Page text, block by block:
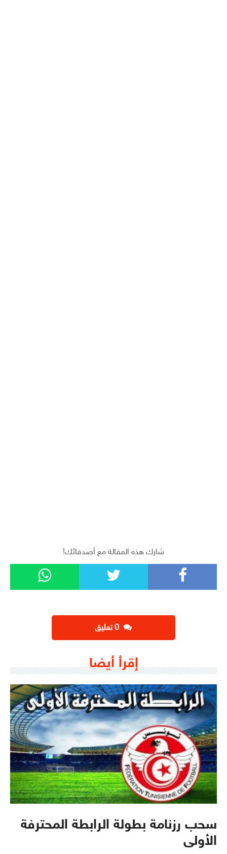
شارك هذه المقالة مع أصدقائك!
إقرأ أيضا
سحب رزنامة بطولة الرابطة المحترفة
الأولى